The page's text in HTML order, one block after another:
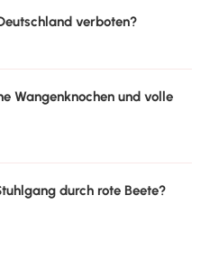
verboten?
Wangenknochen und volle
durch rote Beete?